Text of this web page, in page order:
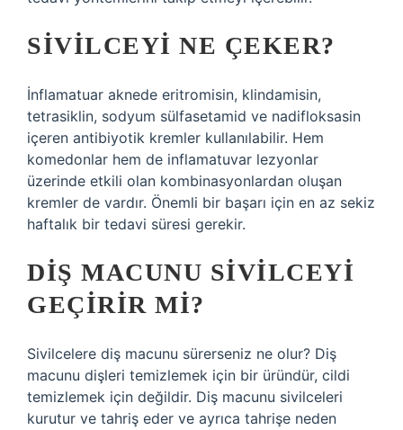
SIVILCEYI NE ÇEKER?
İnflamatuar aknede eritromisin, klindamisin,
tetrasiklin, sodyum sülfasetamid ve nadifloksasin
içeren antibiyotik kremler kullanılabilir. Hem
komedonlar hem de inflamatuvar lezyonlar
üzerinde etkili olan kombinasyonlardan oluşan
kremler de vardır. Önemli bir başarı için en az sekiz
haftalık bir tedavi süresi gerekir.
DIŞ MACUNU SIVILCEYI
GEÇIRIR MI?
Sivilcelere diş macunu sürerseniz ne olur? Diş
macunu dişleri temizlemek için bir üründür, cildi
temizlemek için değildir. Diş macunu sivilceleri
kurutur ve tahriş eder ve ayrıca tahrişe neden